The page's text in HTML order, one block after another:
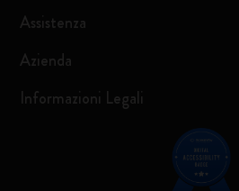
Assistenza
Azienda
Informazioni Legali